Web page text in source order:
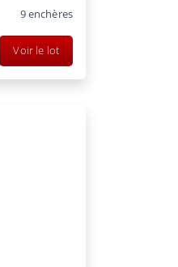
9enchères
Voir le lot